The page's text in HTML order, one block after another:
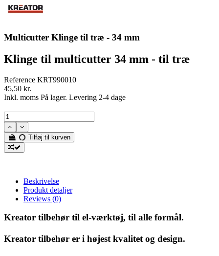
Multicutter Klinge til træ - 34 mm
Klinge til multicutter 34 mm - til træ
Reference KRT990010
45,50 kr.
Inkl. moms På lager. Levering 2-4 dage
Tilføj til kurven
Beskrivelse
Produkt detaljer
Reviews (0)
Kreator tilbehør til el-værktøj, til alle formål.
Kreator tilbehør er i højest kvalitet og design.